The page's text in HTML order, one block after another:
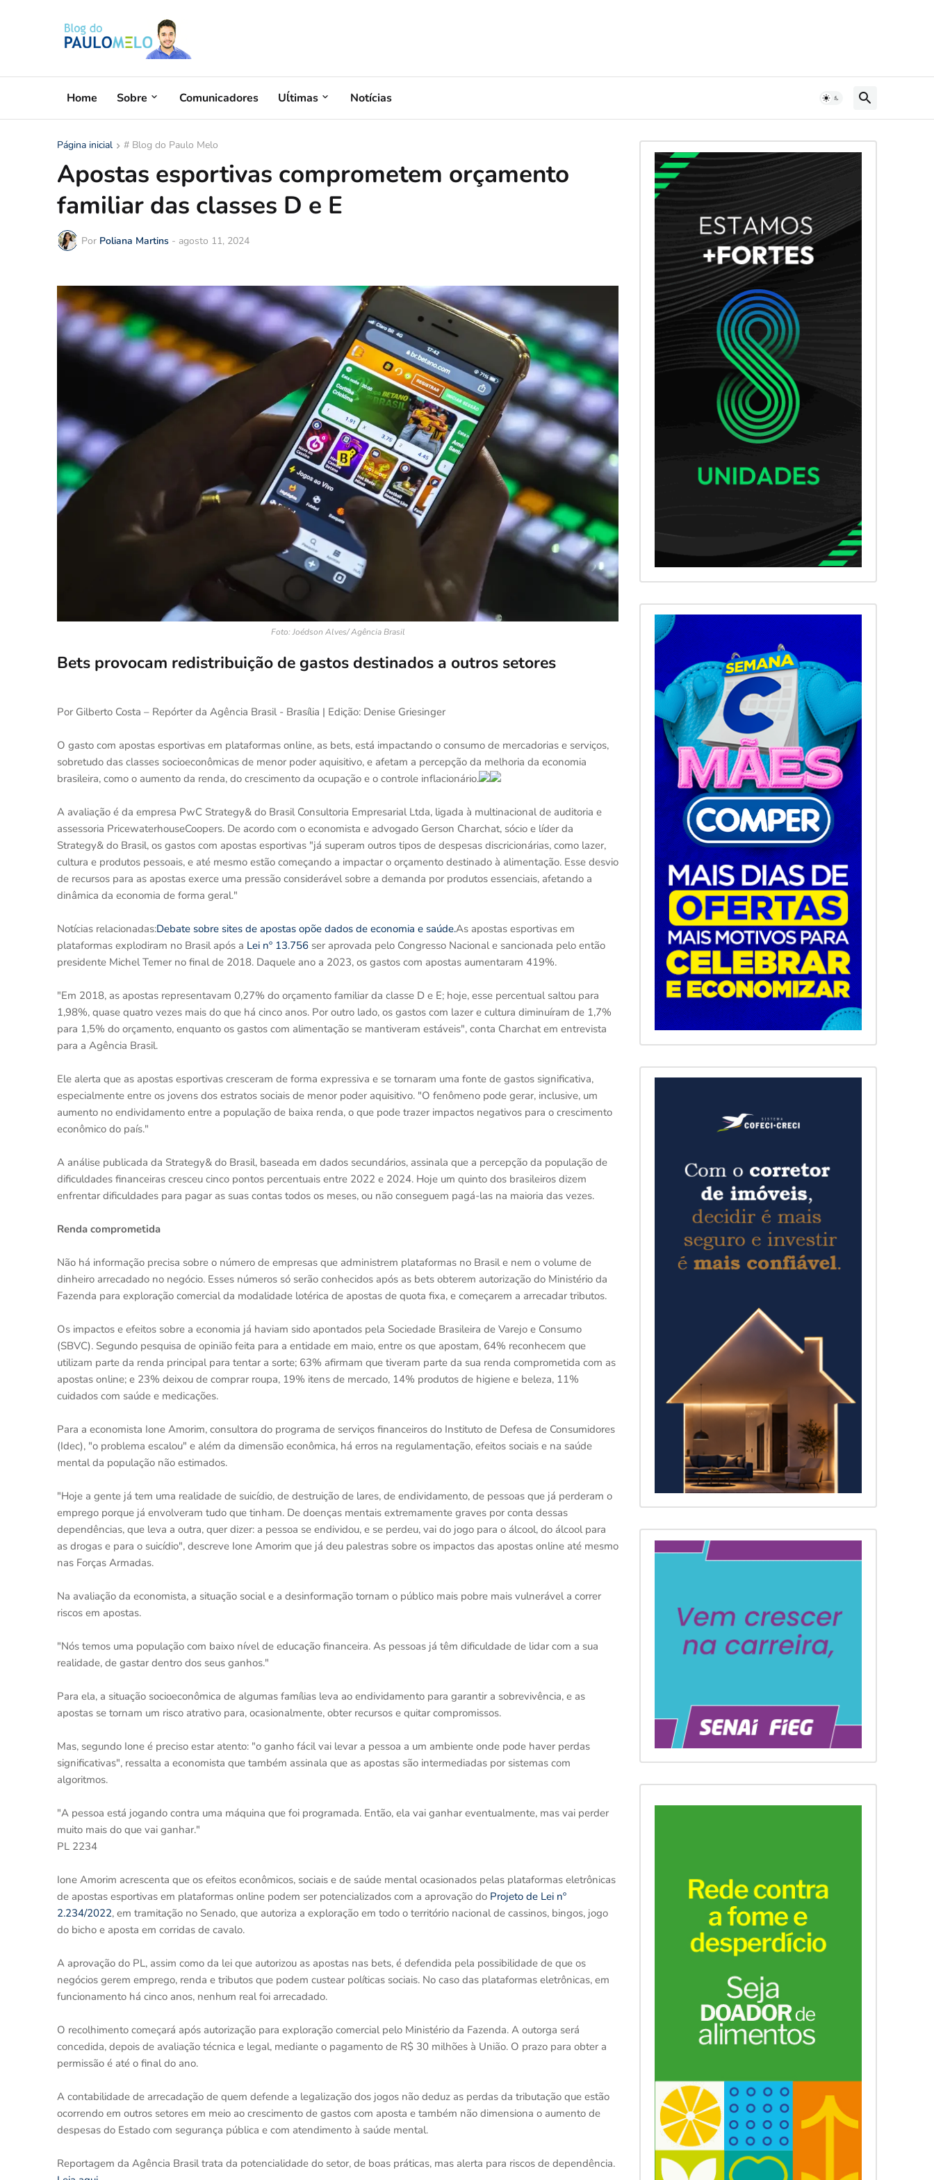
Home Sobre Comunicadores Uĺtimas Notícias
Página inicial # Blog do Paulo Melo
Apostas esportivas comprometem orçamento
familiar das classes D e E
Por Poliana Martins - agosto 11, 2024
Foto: Joédson Alves/ Agência Brasil
Bets provocam redistribuição de gastos destinados a outros setores
Por Gilberto Costa – Repórter da Agência Brasil - Brasília | Edição: Denise Griesinger
O gasto com apostas esportivas em plataformas online, as bets, está impactando o consumo de mercadorias e serviços,
sobretudo das classes socioeconômicas de menor poder aquisitivo, e afetam a percepção da melhoria da economia
brasileira, como o aumento da renda, do crescimento da ocupação e o controle inflacionário.
A avaliação é da empresa PwC Strategy& do Brasil Consultoria Empresarial Ltda, ligada à multinacional de auditoria e
assessoria PricewaterhouseCoopers. De acordo com o economista e advogado Gerson Charchat, sócio e líder da
Strategy& do Brasil, os gastos com apostas esportivas "já superam outros tipos de despesas discricionárias, como lazer,
cultura e produtos pessoais, e até mesmo estão começando a impactar o orçamento destinado à alimentação. Esse desvio
de recursos para as apostas exerce uma pressão considerável sobre a demanda por produtos essenciais, afetando a
dinâmica da economia de forma geral."
Notícias relacionadas:Debate sobre sites de apostas opõe dados de economia e saúde.As apostas esportivas em
plataformas explodiram no Brasil após a Lei nº 13.756 ser aprovada pelo Congresso Nacional e sancionada pelo então
presidente Michel Temer no final de 2018. Daquele ano a 2023, os gastos com apostas aumentaram 419%.
"Em 2018, as apostas representavam 0,27% do orçamento familiar da classe D e E; hoje, esse percentual saltou para
1,98%, quase quatro vezes mais do que há cinco anos. Por outro lado, os gastos com lazer e cultura diminuíram de 1,7%
para 1,5% do orçamento, enquanto os gastos com alimentação se mantiveram estáveis", conta Charchat em entrevista
para a Agência Brasil.
Ele alerta que as apostas esportivas cresceram de forma expressiva e se tornaram uma fonte de gastos significativa,
especialmente entre os jovens dos estratos sociais de menor poder aquisitivo. "O fenômeno pode gerar, inclusive, um
aumento no endividamento entre a população de baixa renda, o que pode trazer impactos negativos para o crescimento
econômico do país."
A análise publicada da Strategy& do Brasil, baseada em dados secundários, assinala que a percepção da população de
dificuldades financeiras cresceu cinco pontos percentuais entre 2022 e 2024. Hoje um quinto dos brasileiros dizem
enfrentar dificuldades para pagar as suas contas todos os meses, ou não conseguem pagá-las na maioria das vezes.
Renda comprometida
Não há informação precisa sobre o número de empresas que administrem plataformas no Brasil e nem o volume de
dinheiro arrecadado no negócio. Esses números só serão conhecidos após as bets obterem autorização do Ministério da
Fazenda para exploração comercial da modalidade lotérica de apostas de quota fixa, e começarem a arrecadar tributos.
Os impactos e efeitos sobre a economia já haviam sido apontados pela Sociedade Brasileira de Varejo e Consumo
(SBVC). Segundo pesquisa de opinião feita para a entidade em maio, entre os que apostam, 64% reconhecem que
utilizam parte da renda principal para tentar a sorte; 63% afirmam que tiveram parte da sua renda comprometida com as
apostas online; e 23% deixou de comprar roupa, 19% itens de mercado, 14% produtos de higiene e beleza, 11%
cuidados com saúde e medicações.
Para a economista Ione Amorim, consultora do programa de serviços financeiros do Instituto de Defesa de Consumidores
(Idec), "o problema escalou" e além da dimensão econômica, há erros na regulamentação, efeitos sociais e na saúde
mental da população não estimados.
"Hoje a gente já tem uma realidade de suicídio, de destruição de lares, de endividamento, de pessoas que já perderam o
emprego porque já envolveram tudo que tinham. De doenças mentais extremamente graves por conta dessas
dependências, que leva a outra, quer dizer: a pessoa se endividou, e se perdeu, vai do jogo para o álcool, do álcool para
as drogas e para o suicídio", descreve Ione Amorim que já deu palestras sobre os impactos das apostas online até mesmo
nas Forças Armadas.
Na avaliação da economista, a situação social e a desinformação tornam o público mais pobre mais vulnerável a correr
riscos em apostas.
"Nós temos uma população com baixo nível de educação financeira. As pessoas já têm dificuldade de lidar com a sua
realidade, de gastar dentro dos seus ganhos."
Para ela, a situação socioeconômica de algumas famílias leva ao endividamento para garantir a sobrevivência, e as
apostas se tornam um risco atrativo para, ocasionalmente, obter recursos e quitar compromissos.
Mas, segundo Ione é preciso estar atento: "o ganho fácil vai levar a pessoa a um ambiente onde pode haver perdas
significativas", ressalta a economista que também assinala que as apostas são intermediadas por sistemas com
algoritmos.
"A pessoa está jogando contra uma máquina que foi programada. Então, ela vai ganhar eventualmente, mas vai perder
muito mais do que vai ganhar."
PL 2234
Ione Amorim acrescenta que os efeitos econômicos, sociais e de saúde mental ocasionados pelas plataformas eletrônicas
de apostas esportivas em plataformas online podem ser potencializados com a aprovação do Projeto de Lei nº
2.234/2022, em tramitação no Senado, que autoriza a exploração em todo o território nacional de cassinos, bingos, jogo
do bicho e aposta em corridas de cavalo.
A aprovação do PL, assim como da lei que autorizou as apostas nas bets, é defendida pela possibilidade de que os
negócios gerem emprego, renda e tributos que podem custear políticas sociais. No caso das plataformas eletrônicas, em
funcionamento há cinco anos, nenhum real foi arrecadado.
O recolhimento começará após autorização para exploração comercial pelo Ministério da Fazenda. A outorga será
concedida, depois de avaliação técnica e legal, mediante o pagamento de R$ 30 milhões à União. O prazo para obter a
permissão é até o final do ano.
A contabilidade de arrecadação de quem defende a legalização dos jogos não deduz as perdas da tributação que estão
ocorrendo em outros setores em meio ao crescimento de gastos com aposta e também não dimensiona o aumento de
despesas do Estado com segurança pública e com atendimento à saúde mental.
Reportagem da Agência Brasil trata da potencialidade do setor, de boas práticas, mas alerta para riscos de dependência.